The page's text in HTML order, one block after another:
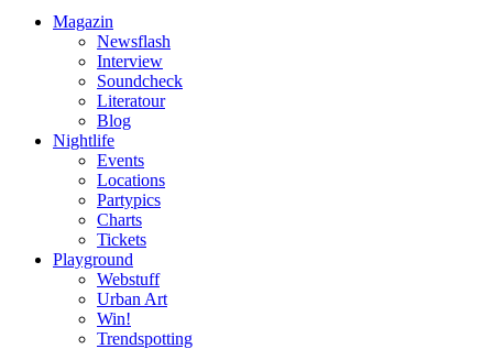
Magazin
Newsflash
Interview
Soundcheck
Literatour
Blog
Nightlife
Events
Locations
Partypics
Charts
Tickets
Playground
Webstuff
Urban Art
Win!
Trendspotting